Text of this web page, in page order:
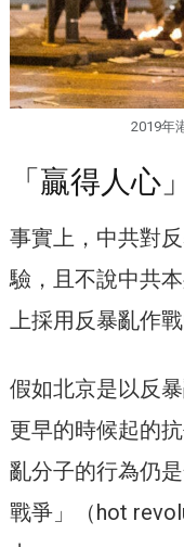
2019年
「贏得人心
事實上，中共對
驗，且不說中共
上採用反暴亂作
假如北京是以反
更早的時候起的
亂分子的行為仍
戰爭」（hot